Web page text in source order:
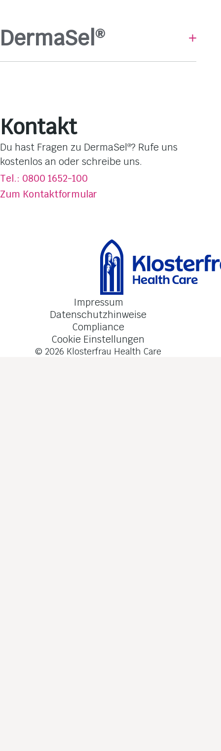
DermaSel®
Pflege-Linien
Hautbedürfnisse
Dufterlebnisse
Totes Meer Salz
Über DermaSel
Jetzt kaufen
Kontakt
Du hast Fragen zu DermaSel®? Rufe uns
kostenlos an oder schreibe uns.
Tel.: 0800 1652-100
Zum Kontaktformular
Impressum
Datenschutzhinweise
Compliance
Cookie Einstellungen
© 2026 Klosterfrau Health Care